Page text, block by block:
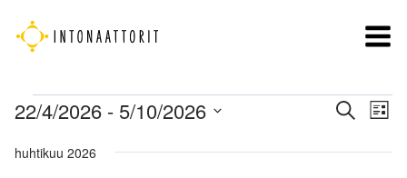
sisältöön
Tapahtumat
aja
Etsi Lista
22/4/2026 - 5/10/2026
päivä.
huhtikuu 2026